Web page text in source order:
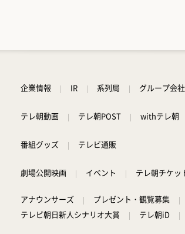
企業情報 IR 系列局 グループ会
テレ朝動画 テレ朝POST withテレ朝
番組グッズ テレビ通販
劇場公開映画 イベント テレ朝チケッ
アナウンサーズ プレゼント・観覧募集
テレビ朝日新人シナリオ大賞
テレ朝iD